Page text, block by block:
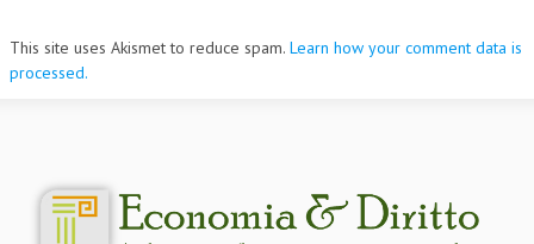
This site uses Akismet to reduce spam. Learn how your comment data is
processed.